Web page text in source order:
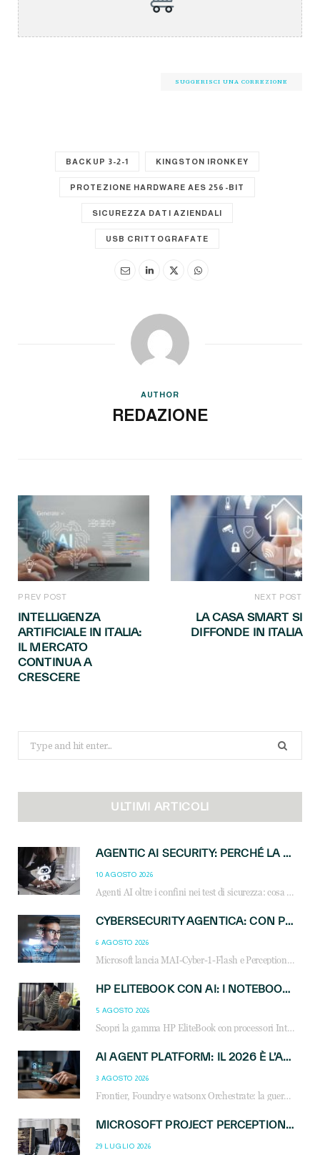
SUGGERISCI UNA CORREZIONE
BACKUP 3-2-1 KINGSTON IRONKEY
PROTEZIONE HARDWARE AES 256-BIT
SICUREZZA DATI AZIENDALI
USB CRITTOGRAFATE
AUTHOR
REDAZIONE
PREV POST
INTELLIGENZA
ARTIFICIALE IN ITALIA:
IL MERCATO
CONTINUA A
CRESCERE
NEXT POST
LA CASA SMART SI
DIFFONDE IN ITALIA
for:
ULTIMI ARTICOLI
AGENTIC AI SECURITY: PERCHÉ LA GOVERNANCE DEGLI AGENTI È LA NUOVA FRONTIERA DEL CANALE IT
10 AGOSTO 2026
Agenti AI oltre i confini nei test di sicurezza: cosa significa per reseller e MSP e come governare l’AI agentica in azienda.
CYBERSECURITY AGENTICA: CON PERCEPTION E MAI-CYBER-1-FLASH MICROSOFT APRE NUOVI SERVIZI PER IL CANALE
6 AGOSTO 2026
Microsoft lancia MAI-Cyber-1-Flash e Perception: cybersecurity agentica in preview dal 3 novembre. Cosa cambia per MSP, system integrator e reseller.
HP ELITEBOOK CON AI: I NOTEBOOK BUSINESS INTELLIGENTI CHE TRASFORMANO PRODUTTIVITÀ, SICUREZZA E LAVORO IBRIDO
5 AGOSTO 2026
Scopri la gamma HP EliteBook con processori Intel® Core™ Ultra e AMD Ryzen™ AI. Notebook business progettati per aumentare la produttività, migliorare la collaborazione e garantire sicurezza avanzata in ufficio e in mobilità.
AI AGENT PLATFORM: IL 2026 È L’ANNO DEL «SISTEMA OPERATIVO» PER GLI AGENTI AZIENDALI
3 AGOSTO 2026
Frontier, Foundry e watsonx Orchestrate: la guerra delle piattaforme AI agent ridisegna il mercato IT. Cosa cambia per reseller, MSP e system integrator.
MICROSOFT PROJECT PERCEPTION: COME GLI AGENTI AI CAMBIERANNO SOC, CYBERSECURITY E SERVIZI MSP
29 LUGLIO 2026